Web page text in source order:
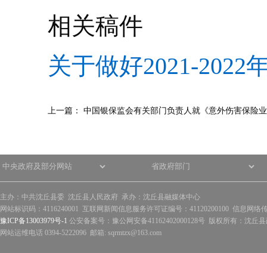
相关稿件
关于做好2021-2022
上一篇： 中国银保监会有关部门负责人就《意外伤害保险
主办：中共沈丘县委 沈丘县人民政府 承办：沈丘县融媒体中心
网站标识码：4116240001 互联网新闻信息服务许可证编号：41120200100 信息网络
豫ICP备13003979号-1 公安备案号：豫公网安备41162402000128号 版权所有：沈丘
网站运维电话 0394-5222096 邮箱: sqrmtzx@163.com